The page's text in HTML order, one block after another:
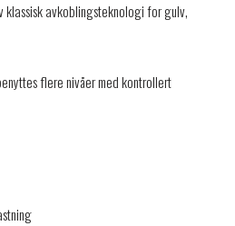
klassisk avkoblingsteknologi for gulv,
flere nivåer med kontrollert